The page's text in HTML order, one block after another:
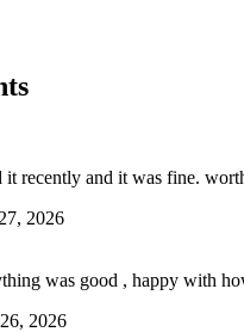
it recently and it was fine.
2026
was good , happy with
2026